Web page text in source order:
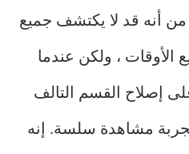
أنه قد لا يكتشف جميع
الأوقات ، ولكن عندما
إصلاح القسم التالف
مشاهدة سلسة. إنه